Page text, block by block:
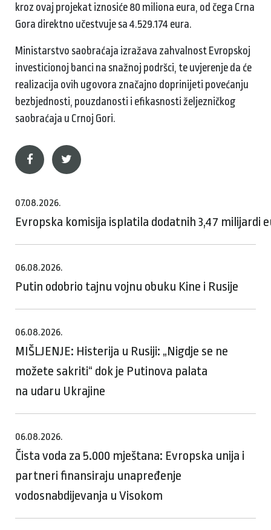
kroz ovaj projekat iznosiće 80 miliona eura, od čega Crna
Gora direktno učestvuje sa 4.529.174 eura.
Ministarstvo saobraćaja izražava zahvalnost Evropskoj
investicionoj banci na snažnoj podršci, te uvjerenje da će
realizacija ovih ugovora značajno doprinijeti povećanju
bezbjednosti, pouzdanosti i efikasnosti željezničkog
saobraćaja u Crnoj Gori.
07.08.2026.
Evropska komisija isplatila dodatnih 3,47 milijardi
06.08.2026.
Putin odobrio tajnu vojnu obuku Kine i Rusije
06.08.2026.
MIŠLJENJE: Histerija u Rusiji: „Nigdje se ne
možete sakriti“ dok je Putinova palata
na udaru Ukrajine
06.08.2026.
Čista voda za 5.000 mještana: Evropska unija i
partneri finansiraju unapređenje
vodosnabdijevanja u Visokom